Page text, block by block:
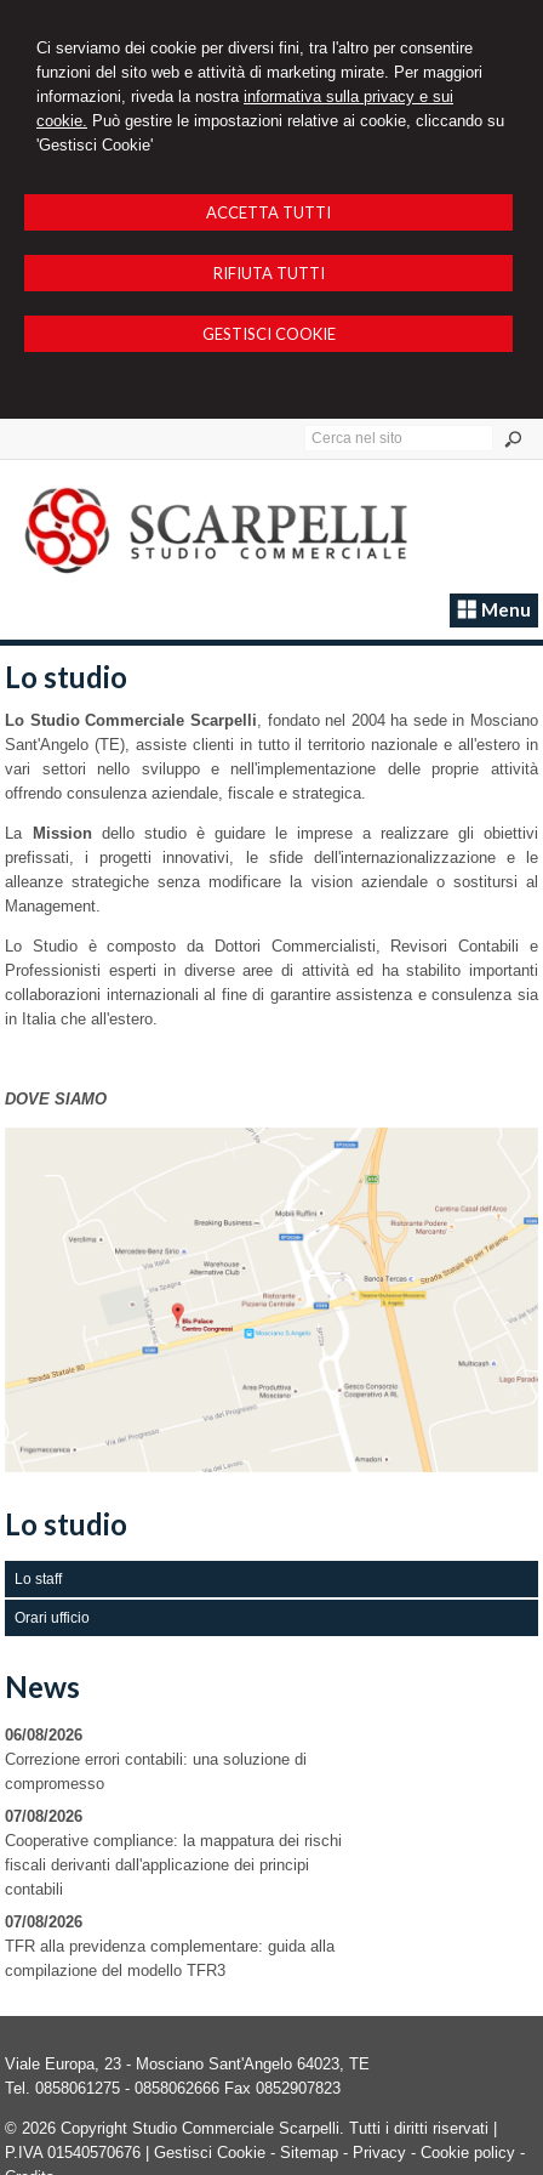
Ci serviamo dei cookie per diversi fini, tra l'altro per consentire
funzioni del sito web e attività di marketing mirate. Per maggiori
informazioni, riveda la nostra informativa sulla privacy e sui
cookie. Può gestire le impostazioni relative ai cookie, cliccando su
'Gestisci Cookie'
ACCETTA TUTTI
RIFIUTA TUTTI
GESTISCI COOKIE
Menu
Lo studio
Lo Studio Commerciale Scarpelli , fondato nel 2004 ha sede in Mosciano
Sant'Angelo (TE), assiste clienti in tutto il territorio nazionale e all'estero in
vari settori nello sviluppo e nell'implementazione delle proprie attività
offrendo consulenza aziendale, fiscale e strategica.
La Missiondello studio è guidare le imprese a realizzare gli obiettivi
prefissati, i progetti innovativi, le sfide dell'internazionalizzazione e le
alleanze strategiche senza modificare la vision aziendale o sostitursi al
Management.
Lo Studio è composto da Dottori Commercialisti, Revisori Contabili e
Professionisti esperti in diverse aree di attività ed ha stabilito importanti
collaborazioni internazionali al fine di garantire assistenza e consulenza sia
in Italia che all'estero.
DOVE SIAMO
Lo studio
Lo staff
Orari ufficio
News
06/08/2026
Correzione errori contabili: una soluzione di
compromesso
07/08/2026
Cooperative compliance: la mappatura dei rischi
fiscali derivanti dall'applicazione dei principi
contabili
07/08/2026
TFR alla previdenza complementare: guida alla
compilazione del modello TFR3
Viale Europa, 23 - Mosciano Sant'Angelo 64023,TE
Tel.0858061275 - 0858062666 Fax0852907823
© 2026 Copyright Studio Commerciale Scarpelli. Tutti i diritti riservati |
P.IVA 01540570676 |Gestisci Cookie -Sitemap - Privacy -Cookie policy -